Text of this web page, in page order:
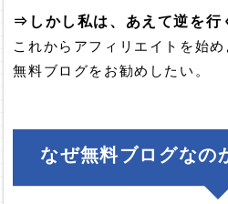
⇒しかし私は、 あえて逆を行
これからアフィリエイトを始め
無料ブログをお勧めしたい。
なぜ無料ブログなの